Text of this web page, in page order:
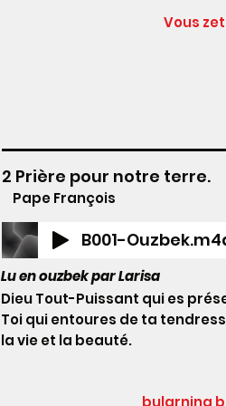
Vous
2 Prière pour notre terre.
Pape François
B001-
Lu en ouzbek par Larisa
Dieu Tout-Puissant qui es
Toi qui entoures de ta
la vie et la beauté.
bularning